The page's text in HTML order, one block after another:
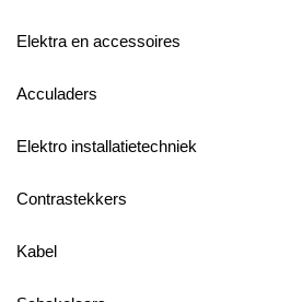
Elektra en accessoires
Acculaders
Elektro installatietechniek
Contrastekkers
Kabel